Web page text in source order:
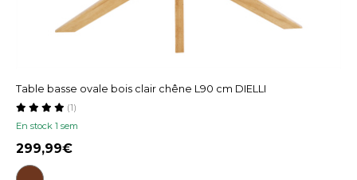
Table basse ovale bois clair chêne L90 cm DIELLI
En stock 1 sem
(1)
299,99